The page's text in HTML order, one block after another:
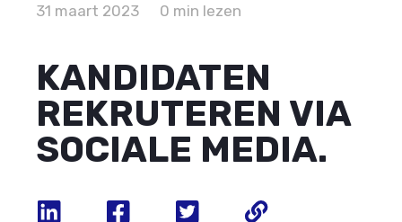
31 maart 2023 0 min lezen
KANDIDATEN
REKRUTEREN VIA
SOCIALE MEDIA.